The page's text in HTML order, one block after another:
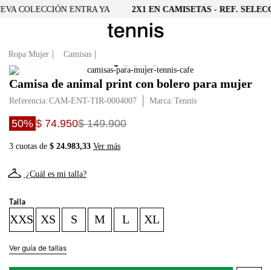
COLECCIÓN ENTRA YA 2X1 EN CAMISETAS - REF.
Ropa Mujer Camisas
Camisa de animal print con bolero para mujer
Referencia: CAM-ENT-TIR-0004007 Tennis
50% $ 74.950$ 149.900
3 cuotas de $ 24.983,33 Ver más
¿Cuál es mi talla?
Talla
XXS XS S M L XL
Ver guía de tallas